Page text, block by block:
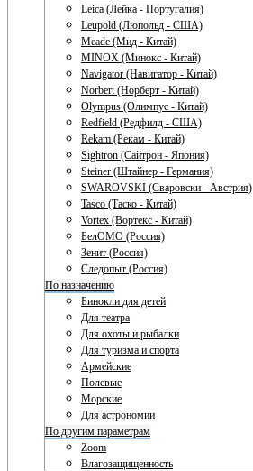
Leica (Лейка - Португалия)
Leupold (Люпольд - США)
Meade (Мид - Китай)
MINOX (Минокс - Китай)
Navigator (Навигатор - Китай)
Norbert (Норберт - Китай)
Olympus (Олимпус - Китай)
Redfield (Редфилд - США)
Rekam (Рекам - Китай)
Sightron (Сайтрон - Япония)
Steiner (Штайнер - Германия)
SWAROVSKI (Сваровски - Австрия)
Tasco (Таско - Китай)
Vortex (Вортекс - Китай)
БелОМО (Россия)
Зенит (Россия)
Следопыт (Россия)
По назначению
Бинокли для детей
Для театра
Для охоты и рыбалки
Для туризма и спорта
Армейские
Полевые
Морские
Для астрономии
По другим параметрам
Zoom
Влагозащищенность